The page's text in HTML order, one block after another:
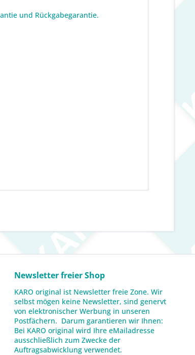
und Rückgabegarantie.
Newsletter freier Shop
KARO original ist Newsletter freie Zone. Wir
selbst mögen keine Newsletter, sind genervt
von elektronischer Werbung in unseren
Postfächern. Darum garantieren wir Ihnen:
Bei KARO original wird Ihre eMailadresse
ausschließlich zum Zwecke der
Auftragsabwicklung verwendet.